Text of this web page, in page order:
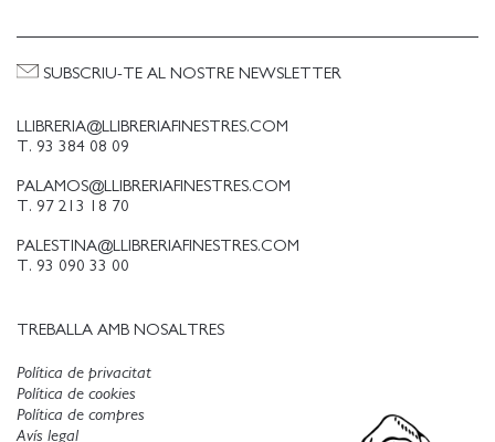
LLIBRERIA@LLIBRERIAFINESTRES.COM
T. 93 384 08 09
PALAMOS@LLIBRERIAFINESTRES.COM
T. 97 213 18 70
PALESTINA@LLIBRERIAFINESTRES.COM
T. 93 090 33 00
TREBALLA AMB NOSALTRES
SUBSCRIU-TE AL NOSTRE NEWSLETTER
Política de privacitat
Política de cookies
Avís legal
Política de compres